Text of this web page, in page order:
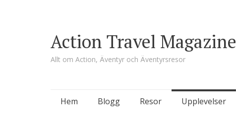
Action Travel Magazine
Allt om Action, Äventyr och Äventyrsresor
Skip
Hem Blogg Resor Upplevelser